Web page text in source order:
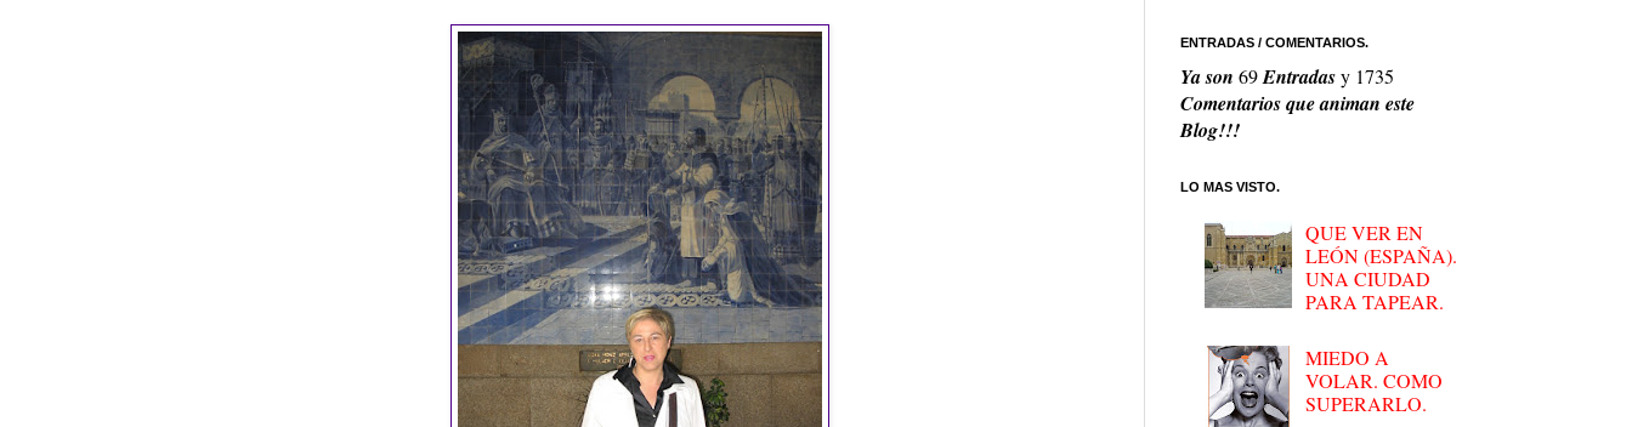
ENTRADAS / COMENTARIOS.
Ya son 69Entradasy 1735
Comentarios que animan este
Blog!!!
LO MAS VISTO.
QUE VER EN
LEÓN (ESPAÑA).
UNA CIUDAD
PARA TAPEAR.
MIEDO A
VOLAR. COMO
SUPERARLO.